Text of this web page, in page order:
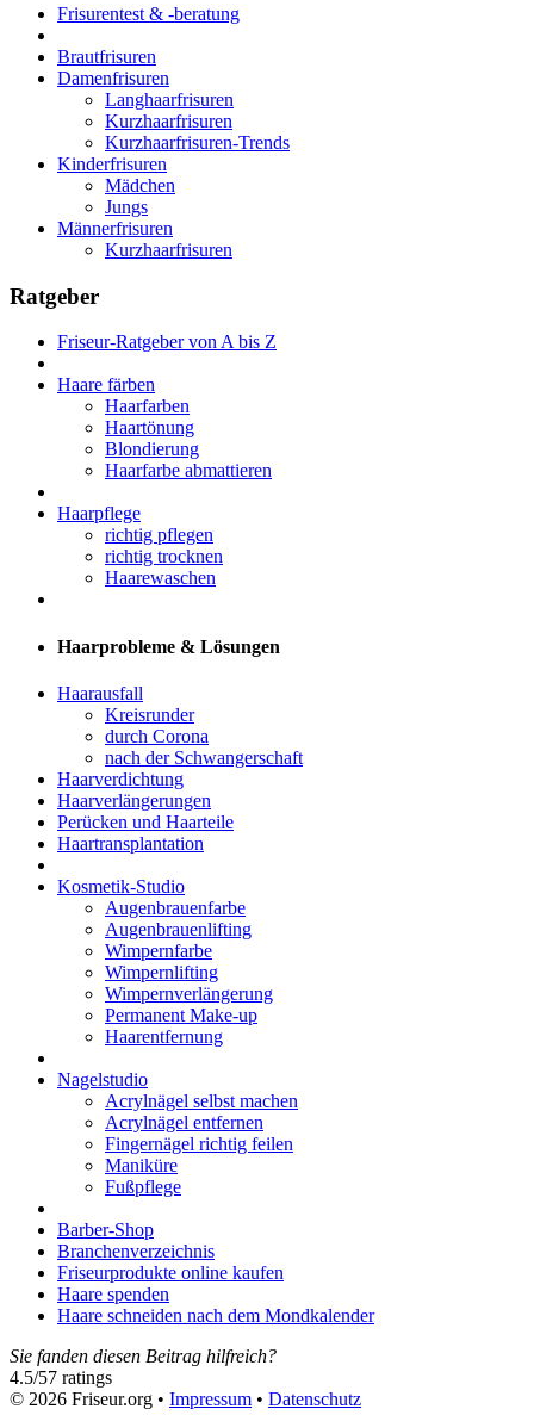
Frisurentest & -beratung
Brautfrisuren
Damenfrisuren
Langhaarfrisuren
Kurzhaarfrisuren
Kurzhaarfrisuren-Trends
Kinderfrisuren
Mädchen
Jungs
Männerfrisuren
Kurzhaarfrisuren
Ratgeber
Friseur-Ratgeber von A bis Z
Haare färben
Haarfarben
Haartönung
Blondierung
Haarfarbe abmattieren
Haarpflege
richtig pflegen
richtig trocknen
Haarewaschen
Haarprobleme & Lösungen
Haarausfall
Kreisrunder
durch Corona
nach der Schwangerschaft
Haarverdichtung
Haarverlängerungen
Perücken und Haarteile
Haartransplantation
Kosmetik-Studio
Augenbrauenfarbe
Augenbrauenlifting
Wimpernfarbe
Wimpernlifting
Wimpernverlängerung
Permanent Make-up
Haarentfernung
Nagelstudio
Acrylnägel selbst machen
Acrylnägel entfernen
Fingernägel richtig feilen
Maniküre
Fußpflege
Barber-Shop
Branchenverzeichnis
Friseurprodukte online kaufen
Haare spenden
Haare schneiden nach dem Mondkalender
Sie fanden diesen Beitrag hilfreich?
4.5/57 ratings
© 2026 Friseur.org • Impressum • Datenschutz